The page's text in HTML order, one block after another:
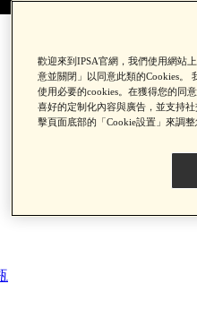
【8/4-8/9 新客LINE
【綁定中
歡迎來到IPSA官網，我們使用網站
意並關閉」以同意此類的Cookies。
使用必要的cookies。在獲得您的同
喜好的定制化內容與廣告，並支持
擊頁面底部的「Cookie設置」來調整